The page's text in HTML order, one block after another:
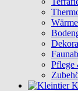
Pflege